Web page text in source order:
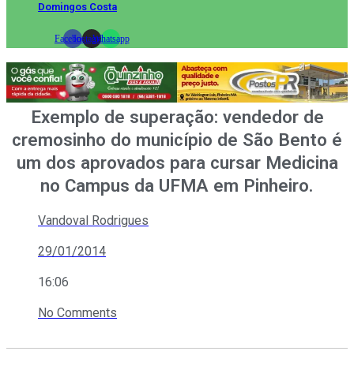
Domingos Costa
FacebookInstagramWhatsapp
Exemplo de superação: vendedor de
cremosinho do município de São Bento é
um dos aprovados para cursar Medicina
no Campus da UFMA em Pinheiro.
Vandoval Rodrigues
29/01/2014
16:06
No Comments